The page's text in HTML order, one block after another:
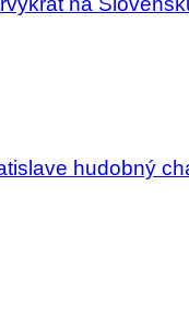
hudobný